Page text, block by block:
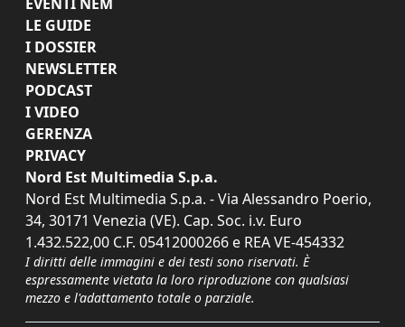
LE GUIDE
I DOSSIER
NEWSLETTER
PODCAST
I VIDEO
GERENZA
PRIVACY
Nord Est Multimedia S.p.a.
Nord Est Multimedia S.p.a. - Via Alessandro Poerio,
34, 30171 Venezia (VE). Cap. Soc. i.v. Euro
1.432.522,00 C.F. 05412000266 e REA VE-454332
I diritti delle immagini e dei testi sono riservati. È
espressamente vietata la loro riproduzione con qualsiasi
mezzo e l'adattamento totale o parziale.